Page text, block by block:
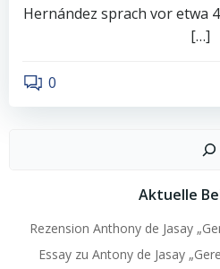
Hernández sprach vor etwa
[…]
0
Aktuelle
Rezension Anthony de Jasay
Essay zu Antony de Jasay